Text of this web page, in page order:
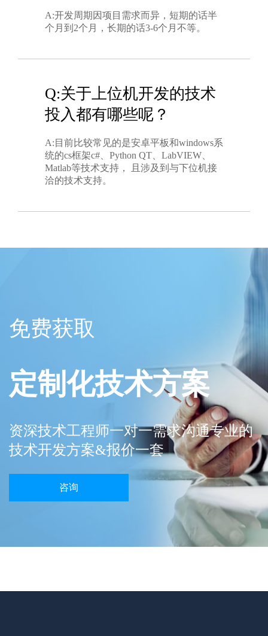
A:开发周期因项目需求而异，短期的话半
个月到2个月，长期的话3-6个月不等。
Q:关于上位机开发的技术
投入都有哪些呢？
A:目前比较常见的是安卓平板和windows系
统的cs框架c#、Python QT、LabVIEW、
Matlab等技术支持， 且涉及到与下位机接
洽的技术支持。
免费获取
定制化技术方案
资深技术工程师一对一需求沟通专业的
技术开发方案&报价一套
咨询